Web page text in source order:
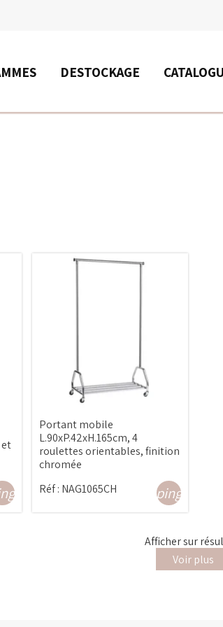
DESTOCKAGE
et
Portant mobile
L.90xP.42xH.165cm, 4
roulettes orientables, finition
chromée
Réf : NAG1065CH shopping_cart
Affichersur
Voir plus